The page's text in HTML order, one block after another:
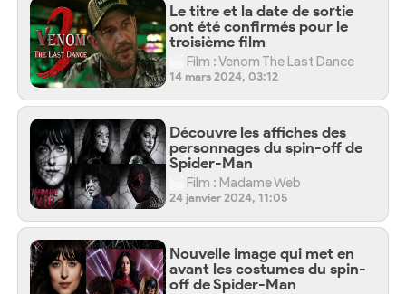
Le titre et la date de sortie
ont été confirmés pour le
troisième film
Film : Venom The Last Dance
14 mars 2024, 03:12
Découvre les affiches des
personnages du spin-off de
Spider-Man
Film : Madame Web
24 janvier 2024, 11:05
Nouvelle image qui met en
avant les costumes du spin-
off de Spider-Man